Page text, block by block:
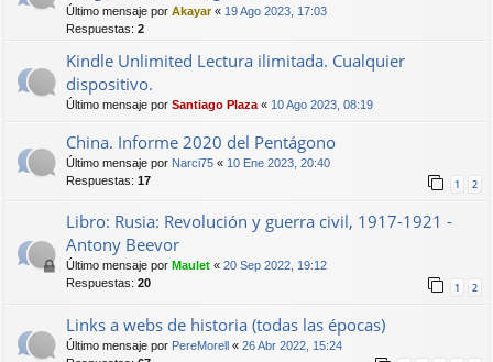
Último mensaje por Akayar« 19 Ago 2023, 17:03
Respuestas: 2
Kindle Unlimited Lectura ilimitada. Cualquier
dispositivo.
Último mensaje por Santiago Plaza « 10 Ago 2023, 08:19
China. Informe 2020 del Pentágono
Último mensaje por Narci75 « 10 Ene 2023, 20:40
Respuestas: 17 1 2
Libro: Rusia: Revolución y guerra civil, 1917-1921 -
Antony Beevor
Último mensaje por Maulet « 20 Sep 2022, 19:12
Respuestas: 20 1 2
Links a webs de historia (todas las épocas)
Último mensaje por PereMorell « 26 Abr 2022, 15:24